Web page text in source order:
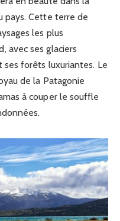
pays. Cette terre de
les plus
avec ses glaciers
ses forêts luxuriantes. Le
de la Patagonie
à couper le souffle